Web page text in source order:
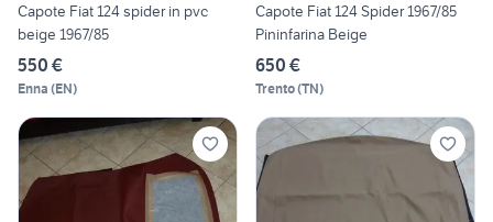
Capote Fiat 124 spider in pvc
beige 1967/85
550 €
Enna (EN)
Capote Fiat 124 Spider 1967/85
Pininfarina Beige
650 €
Trento(TN)